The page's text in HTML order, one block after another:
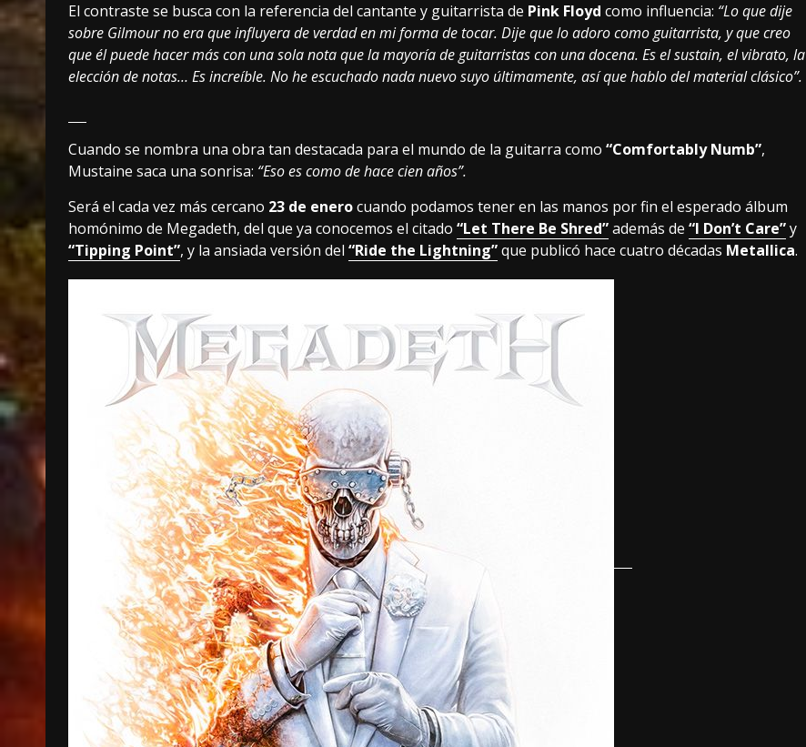
El contraste se busca con la referencia del cantante y guitarrista de Pink Floyd como influencia: “Lo que dije
sobre Gilmour no era que influyera de verdad en mi forma de tocar. Dije que lo adoro como guitarrista, y que creo
que él puede hacer más con una sola nota que la mayoría de guitarristas con una docena. Es el sustain, el vibrato, la
elección de notas… Es increíble. No he escuchado nada nuevo suyo últimamente, así que hablo del material clásico”.
Cuando se nombra una obra tan destacada para el mundo de la guitarra como “Comfortably Numb”,
Mustaine saca una sonrisa: “Eso es como de hace cien años”.
Será el cada vez más cercano 23 de enerocuando podamos tener en las manos por fin el esperado álbum
homónimo de Megadeth, del que ya conocemos el citado “Let There Be Shred”además de “I Don’t Care”y
“Tipping Point”, y la ansiada versión del “Ride the Lightning”que publicó hace cuatro décadas Metallica.